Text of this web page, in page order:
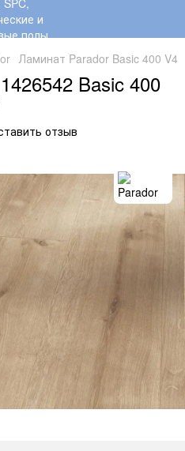
Ламинат Parador Basic 400 V4
Basic 400
отзыв